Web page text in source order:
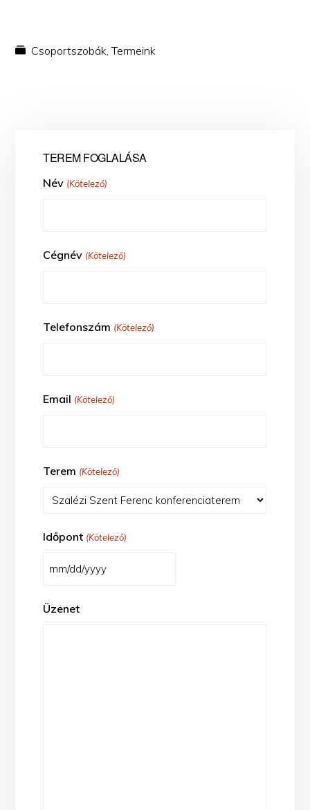
Csoportszobák,Termeink
TEREM FOGLALÁSA
Név (Kötelező)
Cégnév (Kötelező)
Telefonszám (Kötelező)
Email (Kötelező)
Terem (Kötelező)
Időpont (Kötelező)
slash
Üzenet